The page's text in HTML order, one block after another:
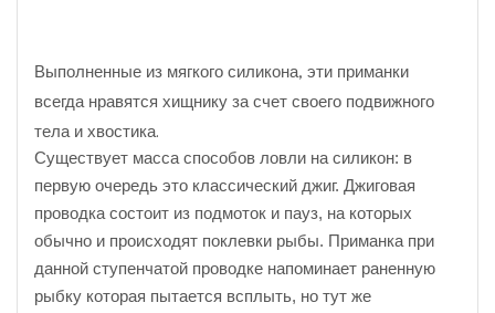
Выполненные из мягкого силикона, эти приманки
всегда нравятся хищнику за счет своего подвижного
тела и хвостика.
Существует масса способов ловли на силикон: в
первую очередь это классический джиг. Джиговая
проводка состоит из подмоток и пауз, на которых
обычно и происходят поклевки рыбы. Приманка при
данной ступенчатой проводке напоминает раненную
рыбку которая пытается всплыть, но тут же